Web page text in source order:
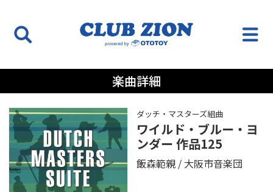
楽曲詳細
ダッチ・マスターズ組曲
ワイルド・ブルー・ヨ
ンダー 作品125
飯森範親 大阪市音楽団